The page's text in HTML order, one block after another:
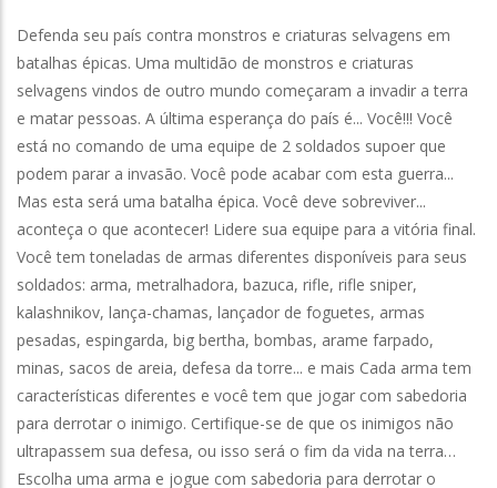
Defenda seu país contra monstros e criaturas selvagens em
batalhas épicas. Uma multidão de monstros e criaturas
selvagens vindos de outro mundo começaram a invadir a terra
e matar pessoas. A última esperança do país é... Você!!! Você
está no comando de uma equipe de 2 soldados supoer que
podem parar a invasão. Você pode acabar com esta guerra...
Mas esta será uma batalha épica. Você deve sobreviver...
aconteça o que acontecer! Lidere sua equipe para a vitória final.
Você tem toneladas de armas diferentes disponíveis para seus
soldados: arma, metralhadora, bazuca, rifle, rifle sniper,
kalashnikov, lança-chamas, lançador de foguetes, armas
pesadas, espingarda, big bertha, bombas, arame farpado,
minas, sacos de areia, defesa da torre... e mais Cada arma tem
características diferentes e você tem que jogar com sabedoria
para derrotar o inimigo. Certifique-se de que os inimigos não
ultrapassem sua defesa, ou isso será o fim da vida na terra…
Escolha uma arma e jogue com sabedoria para derrotar o